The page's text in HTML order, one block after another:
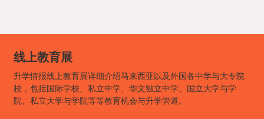
线上教育展
升学情报线上教育展详细介绍马来西亚以及外国各中学与大专院
校，包括国际学校、私立中学、华文独立中学、国立大学与学
院、私立大学与学院等等教育机会与升学管道。